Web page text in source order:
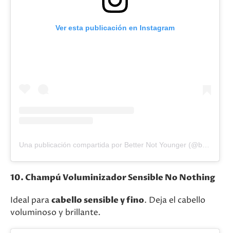
Ver esta publicación en Instagram
Una publicación compartida por Better Not Younger (@betternotyounger)
10. Champú Voluminizador Sensible No Nothing
Ideal paracabello sensible y fino. Deja el cabello
voluminoso y brillante.